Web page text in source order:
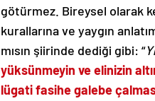
götürmez. Bireysel olarak
kurallarına ve yaygın
mısın şiirinde dediği gibi: “
yüksünmeyin ve elinizin
lügati fasihe galebe